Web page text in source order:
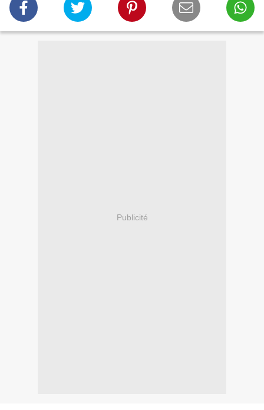
Publicité